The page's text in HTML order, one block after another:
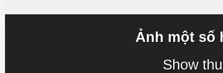
Ảnh một số
Show